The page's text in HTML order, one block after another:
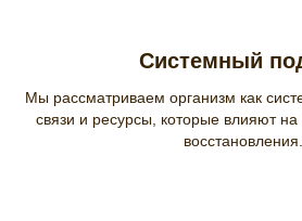
Системный
Мы рассматриваем организм как
связи и ресурсы, которые влияют
восстановления.